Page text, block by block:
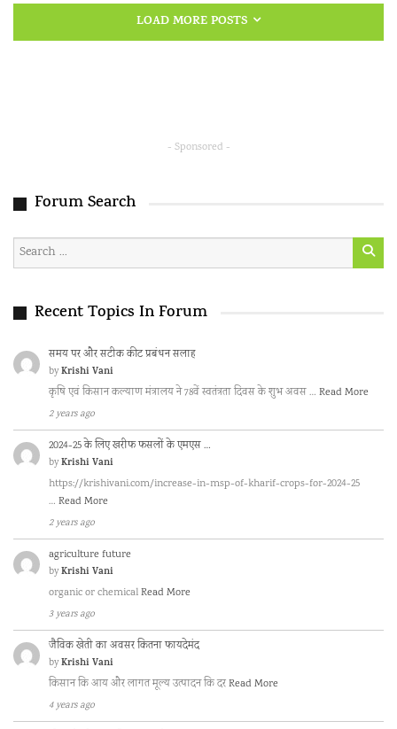
LOAD MORE POSTS
- Sponsored -
Forum Search
Recent Topics In Forum
समय पर और सटीक कीट प्रबंधन सलाह
byKrishi Vani
कृषि एवं किसान कल्याण मंत्रालय ने 78वें स्वतंत्रता दिवस के शुभ अवस … Read More
2 years ago
2024-25 के लिए खरीफ फसलों के एमएस …
byKrishi Vani
https://krishivani.com/increase-in-msp-of-kharif-crops-for-2024-25
… Read More
2 years ago
agriculture future
byKrishi Vani
organic or chemicalRead More
3 years ago
जैविक खेती का अवसर कितना फायदेमंद
byKrishi Vani
किसान कि आय और लागत मूल्य उत्पादन कि दरRead More
4 years ago